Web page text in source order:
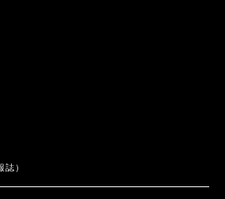
）